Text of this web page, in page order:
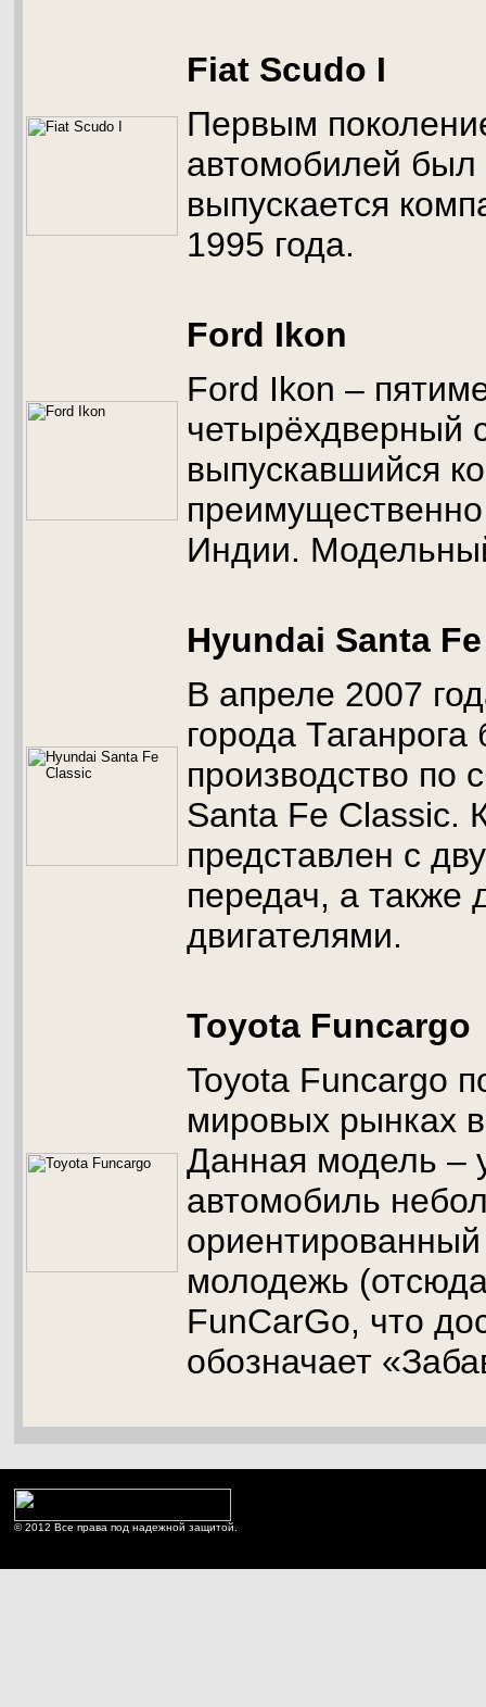
Fiat Scudo I
Первым
автомобилей
выпускается
1995 года.
Ford Ikon
Ford Ikon –
четырёхдверный
выпускавшийся
Индии.
Hyundai Santa
В апреле 2007
города
производство по
Santa Fe Classic.
представлен с
передач, а также
двигателями.
Toyota Funcargo
Toyota Funcargo
мировых рынках
Данная модель –
автомобиль
молодежь
FunCarGo, что
обозначает
© 2012 Все права под надежной защитой.